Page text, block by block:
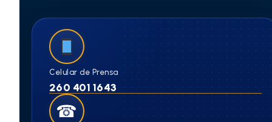
Celular de Prensa
260 401 1643
☎